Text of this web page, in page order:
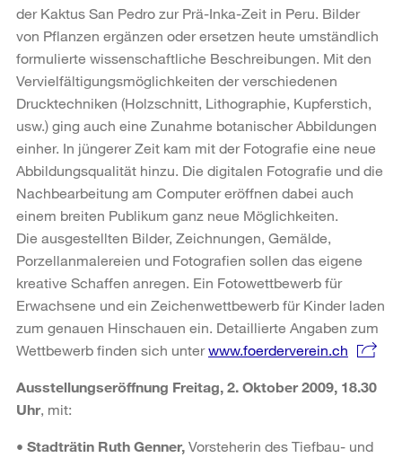
der Kaktus San Pedro zur Prä-Inka-Zeit in Peru. Bilder
von Pflanzen ergänzen oder ersetzen heute umständlich
formulierte wissenschaftliche Beschreibungen. Mit den
Vervielfältigungsmöglichkeiten der verschiedenen
Drucktechniken (Holzschnitt, Lithographie, Kupferstich,
usw.) ging auch eine Zunahme botanischer Abbildungen
einher. In jüngerer Zeit kam mit der Fotografie eine neue
Abbildungsqualität hinzu. Die digitalen Fotografie und die
Nachbearbeitung am Computer eröffnen dabei auch
einem breiten Publikum ganz neue Möglichkeiten.
Die ausgestellten Bilder, Zeichnungen, Gemälde,
Porzellanmalereien und Fotografien sollen das eigene
kreative Schaffen anregen. Ein Fotowettbewerb für
Erwachsene und ein Zeichenwettbewerb für Kinder laden
zum genauen Hinschauen ein. Detaillierte Angaben zum
Wettbewerb finden sich unterwww.foerderverein.ch
Ausstellungseröffnung Freitag, 2. Oktober 2009, 18.30
Uhr, mit:
• Stadträtin Ruth Genner, Vorsteherin des Tiefbau- und